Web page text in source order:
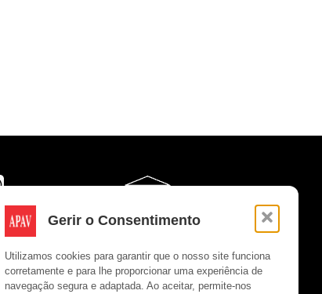
Gerir o Consentimento
Utilizamos cookies para garantir que o nosso site funciona
corretamente e para lhe proporcionar uma experiência de
navegação segura e adaptada. Ao aceitar, permite-nos